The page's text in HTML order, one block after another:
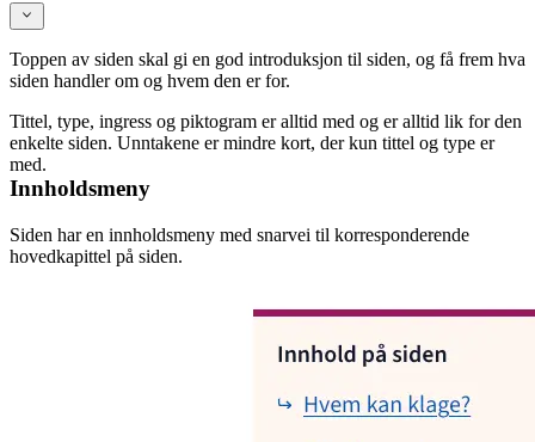
Toppen av siden skal gi en god introduksjon til siden, og få frem hva
siden handler om og hvem den er for.
Tittel, type, ingress og piktogram er alltid med og er alltid lik for den
enkelte siden. Unntakene er mindre kort, der kun tittel og type er
med.
Innholdsmeny
Siden har en innholdsmeny med snarvei til korresponderende
hovedkapittel på siden.